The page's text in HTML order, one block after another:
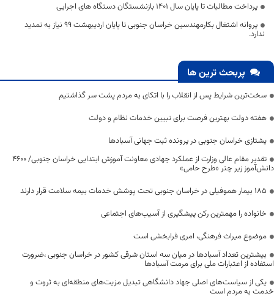
پرداخت مطالبات تا پایان سال ۱۴۰۱ بازنشستگان دستگاه های اجرایی
پروانه اشتغال بکارمهندسین خراسان جنوبی تا پایان اردیبهشت 99 نیاز به تمدید
ندارد.
پربحث ترین ها
سخت‌ترین شرایط پس از انقلاب را با اتکای به مردم پشت سر گذاشتیم
هفته دولت بهترین فرصت برای تبیین خدمات نظام و دولت
یشتازی خراسان جنوبی در پرونده ثبت جهانی آسبادها
تقدیر مقام عالی وزارت از عملکرد جهادی معاونت آموزش ابتدایی خراسان جنوبی/ ۴۶۰۰
دانش‌آموز زیر چتر «طرح حامی»
۱۸۵ بیمار هموفیلی در خراسان جنوبی تحت پوشش خدمات بیمه سلامت قرار دارند
خانواده را مهمترین رکن پیشگیری از آسیب‌های اجتماعی
موضوع میراث فرهنگی، امری فرابخشی است
بیشترین تعداد آسبادها در میان سه استان شرقی کشور در خراسان جنوبی ،ضرورت
استفاده از اعتبارات ملی برای مرمت آسبادها
یکی از سیاست‌های اصلی جهاد دانشگاهی تبدیل مزیت‌های منطقه‌ای به ثروت و
خدمت به مردم است